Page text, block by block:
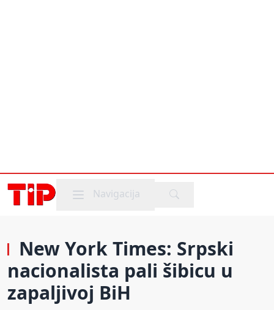
Mobile menu
Navigacija
New York Times: Srpski
nacionalista pali šibicu u
zapaljivoj BiH